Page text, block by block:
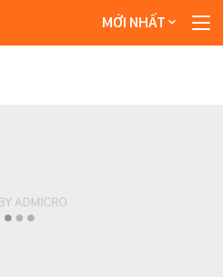
MỚI NHẤT